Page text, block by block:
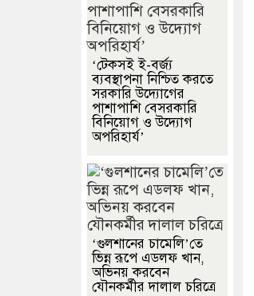
‘টেকসই ই-বর্জ্য
ব্যবস্থাপনা নিশ্চিত করতে
সরকারি উদ্যোগের
পাশাপাশি বেসরকারি
বিনিয়োগ ও উদ্যোগ
অপরিহার্য’
‘গুলশানের চামেলি’তে
ভিন্ন রূপে এডলফ খান,
অভিনয় করবেন
যৌনকর্মীর দালাল চরিত্রে